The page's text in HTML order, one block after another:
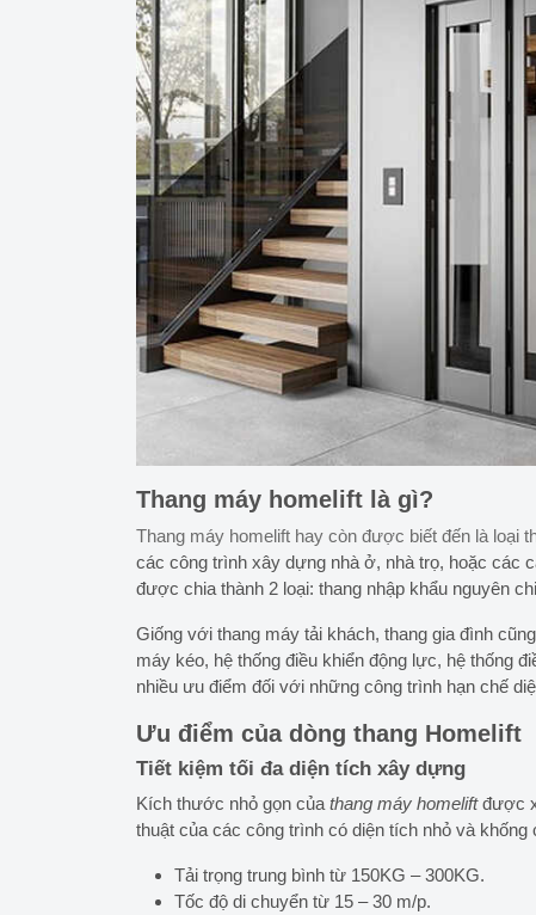
Thang máy homelift là gì?
Thang máy homelift hay còn được biết đến là loại
các công trình xây dựng nhà ở, nhà trọ, hoặc các
được chia thành 2 loại: thang nhập khẩu nguyên
Giống với thang máy tải khách, thang gia đình
máy kéo, hệ thống điều khiển động lực, hệ thống
nhiều ưu điểm đối với những công trình hạn chế
Ưu điểm của dòng thang Homelift
Tiết kiệm tối đa diện tích xây dựng
Kích thước nhỏ gọn của thang máy homeliftđược
thuật của các công trình có diện tích nhỏ và
Tải trọng trung bình từ 150KG – 300KG.
Tốc độ di chuyển từ 15 – 30 m/p.